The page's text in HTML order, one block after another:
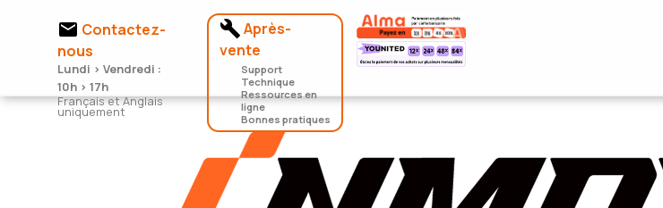
 Contactez-
nous
Lundi > Vendredi :
10h > 17h
Français et Anglais
uniquement
Après-
vente
Support
Technique
Ressources en
ligne
Bonnes pratiques